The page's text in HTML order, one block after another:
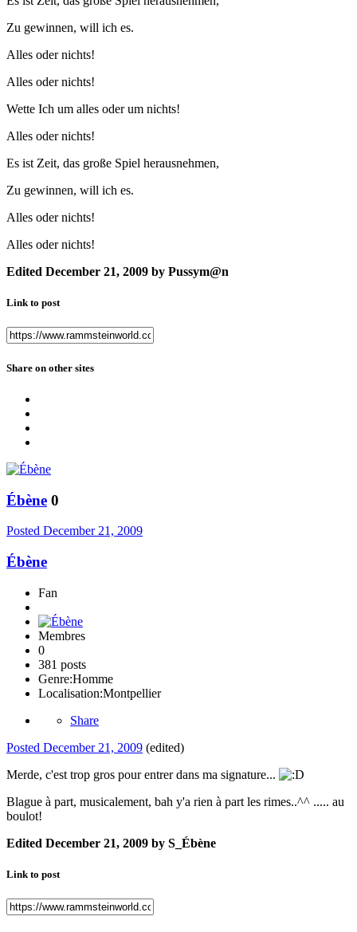
Zu gewinnen, will ich es.
Alles oder nichts!
Alles oder nichts!
Wette Ich um alles oder um nichts!
Alles oder nichts!
Es ist Zeit, das große Spiel herausnehmen,
Zu gewinnen, will ich es.
Alles oder nichts!
Alles oder nichts!
Edited December 21, 2009 by Pussym@n
Link to post
Share on other sites
Ébène 0
Posted December 21, 2009
Ébène
Fan
Membres
0
381 posts
Genre:Homme
Localisation:Montpellier
Share
Posted December 21, 2009 (edited)
Merde, c'est trop gros pour entrer dans ma signature...
Blague à part, musicalement, bah y'a rien à part les rimes..^^ ..... au
boulot!
Edited December 21, 2009 by S_Ébène
Link to post